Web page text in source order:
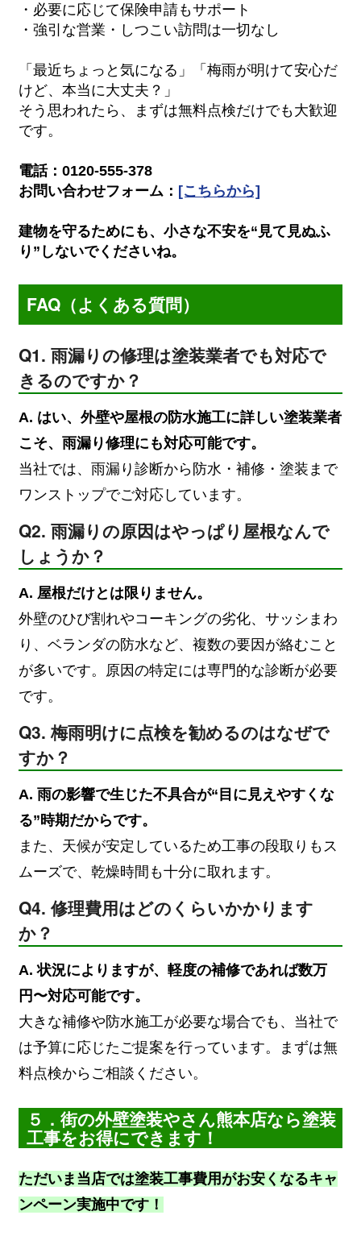
・必要に応じて保険申請もサポート
・強引な営業・しつこい訪問は一切なし
「最近ちょっと気になる」「梅雨が明けて安心だ
けど、本当に大丈夫？」
そう思われたら、まずは無料点検だけでも大歓迎
です。
電話：0120-555-378
お問い合わせフォーム： [こちらから]
建物を守るためにも、小さな不安を“見て見ぬふ
り”しないでくださいね。
FAQ（よくある質問）
Q1. 雨漏りの修理は塗装業者でも対応で
きるのですか？
A. はい、外壁や屋根の防水施工に詳しい塗装業者
こそ、雨漏り修理にも対応可能です。
当社では、雨漏り診断から防水・補修・塗装まで
ワンストップでご対応しています。
Q2. 雨漏りの原因はやっぱり屋根なんで
しょうか？
A. 屋根だけとは限りません。
外壁のひび割れやコーキングの劣化、サッシまわ
り、ベランダの防水など、複数の要因が絡むこと
が多いです。原因の特定には専門的な診断が必要
です。
Q3. 梅雨明けに点検を勧めるのはなぜで
すか？
A. 雨の影響で生じた不具合が“目に見えやすくな
る”時期だからです。
また、天候が安定しているため工事の段取りもス
ムーズで、乾燥時間も十分に取れます。
Q4. 修理費用はどのくらいかかります
か？
A. 状況によりますが、軽度の補修であれば数万
円〜対応可能です。
大きな補修や防水施工が必要な場合でも、当社で
は予算に応じたご提案を行っています。まずは無
料点検からご相談ください。
５．街の外壁塗装やさん熊本店なら塗装
工事をお得にできます！
ただいま当店では塗装工事費用がお安くなるキャ
ンペーン実施中です！